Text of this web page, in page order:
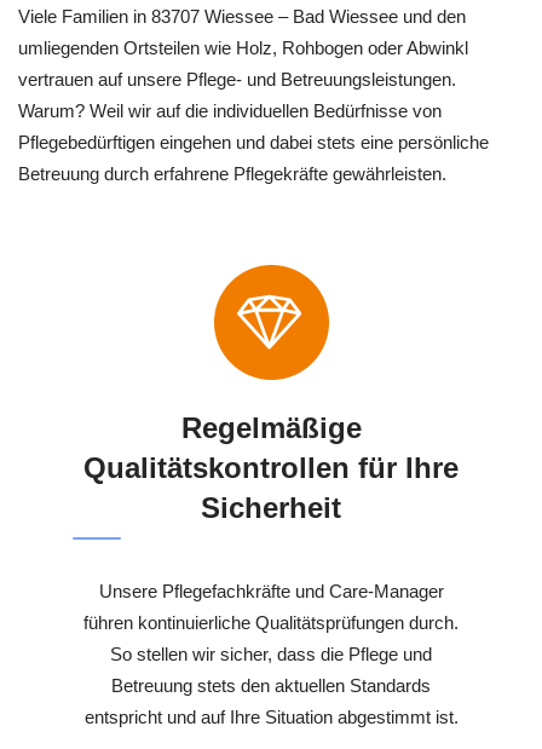
Viele Familien in 83707 Wiessee – Bad Wiessee und den
umliegenden Ortsteilen wie Holz, Rohbogen oder Abwinkl
vertrauen auf unsere Pflege- und Betreuungsleistungen.
Warum? Weil wir auf die individuellen Bedürfnisse von
Pflegebedürftigen eingehen und dabei stets eine persönliche
Betreuung durch erfahrene Pflegekräfte gewährleisten.
Regelmäßige
Qualitätskontrollen für Ihre
Sicherheit
Unsere Pflegefachkräfte und Care-Manager
führen kontinuierliche Qualitätsprüfungen durch.
So stellen wir sicher, dass die Pflege und
Betreuung stets den aktuellen Standards
entspricht und auf Ihre Situation abgestimmt ist.